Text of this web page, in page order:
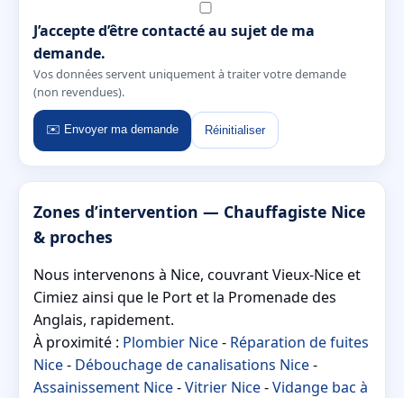
J’accepte d’être contacté au sujet de ma
demande.
Vos données servent uniquement à traiter votre demande
(non revendues).
✉️ Envoyer ma demande Réinitialiser
Zones d’intervention — Chauffagiste Nice
& proches
Nous intervenons à Nice, couvrant Vieux-Nice et
Cimiez ainsi que le Port et la Promenade des
Anglais, rapidement.
À proximité : Plombier Nice- Réparation de fuites
Nice- Débouchage de canalisations Nice-
Assainissement Nice-Vitrier Nice-Vidange bac à